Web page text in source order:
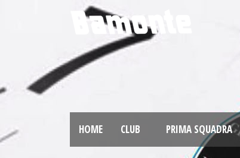
HOME CLUB PRIMA SQUADRA